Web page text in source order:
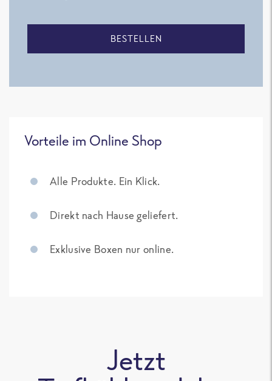
BESTELLEN
Vorteile im Online Shop
Alle Produkte. Ein Klick.
Direkt nach Hause geliefert.
Exklusive Boxen nur online.
Jetzt